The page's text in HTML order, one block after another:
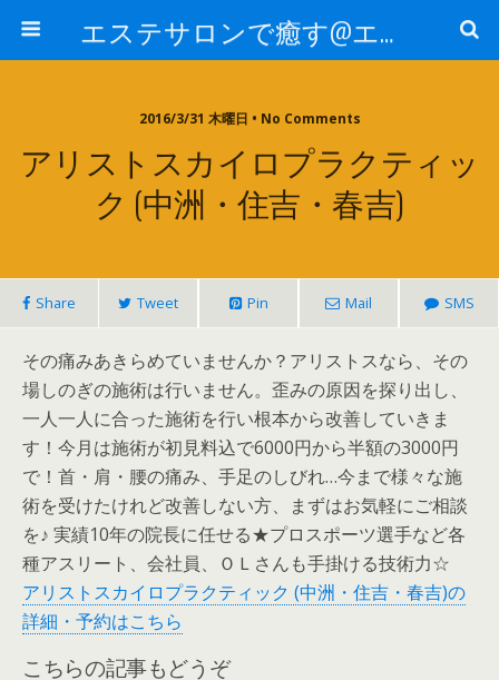
エステサロンで癒す@エステ～全国エステ情報
2016/3/31 木曜日 • No Comments
アリストスカイロプラクティッ
ク (中洲・住吉・春吉)
Share Tweet Pin Mail SMS
その痛みあきらめていませんか？アリストスなら、その
場しのぎの施術は行いません。歪みの原因を探り出し、
一人一人に合った施術を行い根本から改善していきま
す！今月は施術が初見料込で6000円から半額の3000円
で！首・肩・腰の痛み、手足のしびれ…今まで様々な施
術を受けたけれど改善しない方、まずはお気軽にご相談
を♪ 実績10年の院長に任せる★プロスポーツ選手など各
種アスリート、会社員、ＯＬさんも手掛ける技術力☆
アリストスカイロプラクティック (中洲・住吉・春吉)の
詳細・予約はこちら
こちらの記事もどうぞ